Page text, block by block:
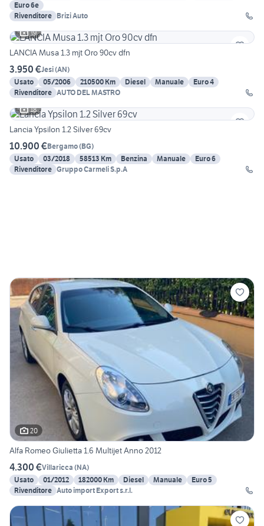
Euro 6e
Rivenditore Brizi Auto
19
LANCIA Musa 1.3 mjt Oro 90cv dfn
3.950 €Jesi(AN)
Usato
05/2006 210500 Km Diesel Manuale
Euro 4
Rivenditore AUTO DEL MASTRO
18
Lancia Ypsilon 1.2 Silver 69cv
10.900 €Bergamo(BG)
Usato
03/2018 58513 Km Benzina Manuale
Euro 6
Rivenditore Gruppo Carmeli S.p.A
20
Alfa Romeo Giulietta 1.6 Multijet Anno 2012
4.300 €Villaricca (NA)
Usato
01/2012 182000 Km Diesel Manuale
Euro 5
Rivenditore Auto import Export s.r.l.